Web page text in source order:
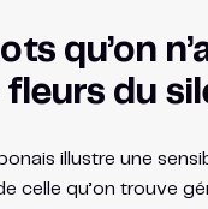
qu’on
du
illustre une
celle qu’on trouve